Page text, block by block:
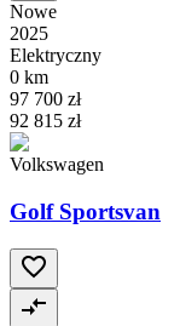
Nowe
2025
Elektryczny
0 km
97 700 zł
92 815 zł
Volkswagen
Golf Sportsvan